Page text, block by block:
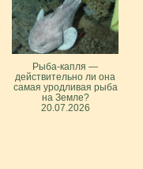
Рыба-капля —
действительно ли она
самая уродливая рыба
на Земле?
20.07.2026